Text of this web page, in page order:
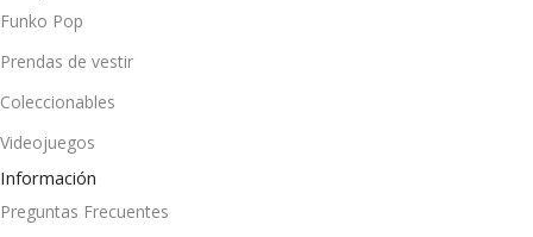
Funko Pop
Prendas de vestir
Coleccionables
Videojuegos
Información
Preguntas Frecuentes